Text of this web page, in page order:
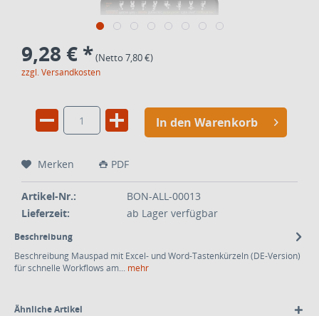
9,28 € *(Netto 7,80 €)
zzgl. Versandkosten
In den Warenkorb
Merken PDF
Artikel-Nr.:
BON-ALL-00013
Lieferzeit:
ab Lager verfügbar
Beschreibung
Beschreibung Mauspad mit Excel- und Word-Tastenkürzeln (DE-Version)
für schnelle Workflows am... mehr
Ähnliche Artikel